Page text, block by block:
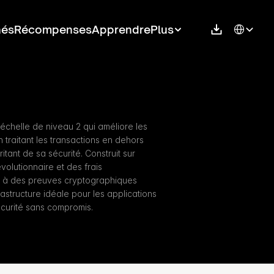
RécompensesApprendrePlus Select
de niveau 2 qui améliore les
les transactions en dehors
de sa sécurité. Construit sur
et des frais
des preuves cryptographiques
idéale pour les applications
sans compromis.